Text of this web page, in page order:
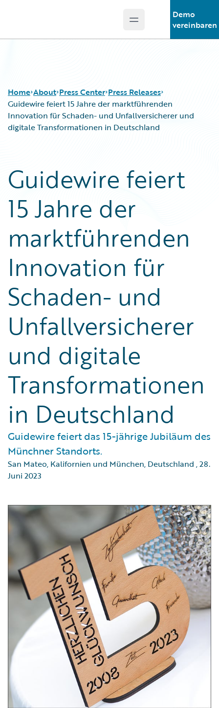
Open main menu
Demo
vereinbaren
Home About Press Center Press Releases
Guidewire feiert 15 Jahre der marktführenden
Innovation für Schaden- und Unfallversicherer und
digitale Transformationen in Deutschland
Guidewire feiert
15 Jahre der
marktführenden
Innovation für
Schaden- und
Unfallversicherer
und digitale
Transformationen
in Deutschland
Guidewire feiert das 15-jährige Jubiläum des
Münchner Standorts.
San Mateo, Kalifornien und München, Deutschland ,28.
Juni 2023